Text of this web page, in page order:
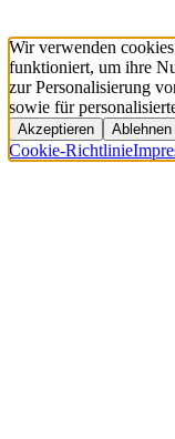
Wir verwenden
funktioniert, um ihre
zur Personalisierung
sowie für
Akzeptieren Ablehnen
Cookie-Richtlinie